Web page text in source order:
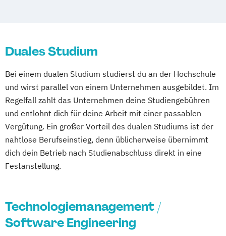
Duales Studium
Bei einem dualen Studium studierst du an der Hochschule
und wirst parallel von einem Unternehmen ausgebildet. Im
Regelfall zahlt das Unternehmen deine Studiengebühren
und entlohnt dich für deine Arbeit mit einer passablen
Vergütung. Ein großer Vorteil des dualen Studiums ist der
nahtlose Berufseinstieg, denn üblicherweise übernimmt
dich dein Betrieb nach Studienabschluss direkt in eine
Festanstellung.
Technologiemanagement /
Software Engineering